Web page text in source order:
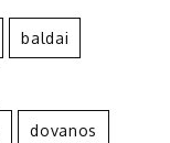
baldai
dovanos